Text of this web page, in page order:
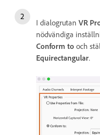
I dialogrutan VR
nödvändiga
Conform to och
Equirectangular.